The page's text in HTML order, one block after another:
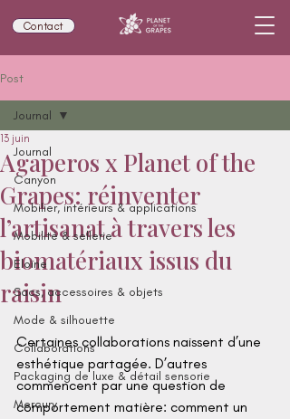
Contact
Post
Journal
Canyon
Mobilier, intérieurs & applications
Mobilité & sellerie
Eloïne
Sacs, accessoires & objets
Mode & silhouette
Collaborations
Packaging de luxe & détail sensorie
Mercury
Journal
Agaperos x Planet of the
Grapes: réinventer
l’artisanat à travers les
biomatériaux issus du
raisin
13 juin
Certaines collaborations naissent d’une
esthétique partagée. D’autres
commencent par une question de
comportement matière: comment un